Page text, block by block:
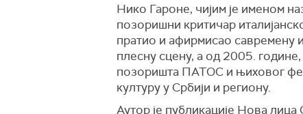
Нико Гароне, чијим је именом
позоришни критичар
пратио и афирмисао савремену
плесну сцену, а од 2005.
позоришта ПАТОС и њиховог
културу у Србији и региону.
Аутор је публикације Нова